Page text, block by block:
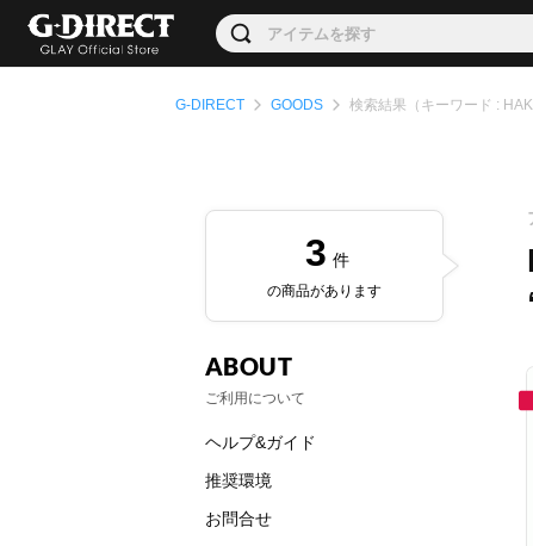
G-DIRECT GOODS 検索結果（キーワード :
3 件
の商品があります
ABOUT
ご利用について
ヘルプ&ガイド
推奨環境
お問合せ